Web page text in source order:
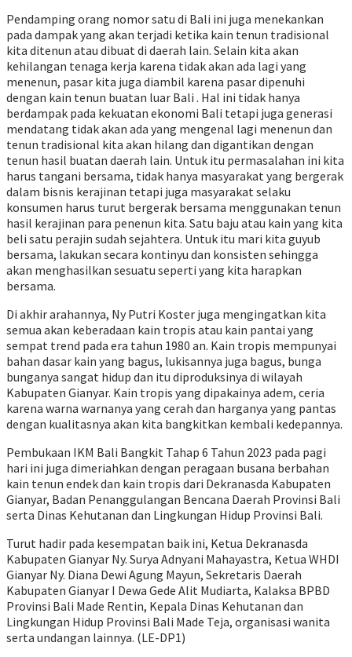
Pendamping orang nomor satu di Bali ini juga menekankan
pada dampak yang akan terjadi ketika kain tenun tradisional
kita ditenun atau dibuat di daerah lain. Selain kita akan
kehilangan tenaga kerja karena tidak akan ada lagi yang
menenun, pasar kita juga diambil karena pasar dipenuhi
dengan kain tenun buatan luar Bali . Hal ini tidak hanya
berdampak pada kekuatan ekonomi Bali tetapi juga generasi
mendatang tidak akan ada yang mengenal lagi menenun dan
tenun tradisional kita akan hilang dan digantikan dengan
tenun hasil buatan daerah lain. Untuk itu permasalahan ini kita
harus tangani bersama, tidak hanya masyarakat yang bergerak
dalam bisnis kerajinan tetapi juga masyarakat selaku
konsumen harus turut bergerak bersama menggunakan tenun
hasil kerajinan para penenun kita. Satu baju atau kain yang kita
beli satu perajin sudah sejahtera. Untuk itu mari kita guyub
bersama, lakukan secara kontinyu dan konsisten sehingga
akan menghasilkan sesuatu seperti yang kita harapkan
bersama.
Di akhir arahannya, Ny Putri Koster juga mengingatkan kita
semua akan keberadaan kain tropis atau kain pantai yang
sempat trend pada era tahun 1980 an. Kain tropis mempunyai
bahan dasar kain yang bagus, lukisannya juga bagus, bunga
bunganya sangat hidup dan itu diproduksinya di wilayah
Kabupaten Gianyar. Kain tropis yang dipakainya adem, ceria
karena warna warnanya yang cerah dan harganya yang pantas
dengan kualitasnya akan kita bangkitkan kembali kedepannya.
Pembukaan IKM Bali Bangkit Tahap 6 Tahun 2023 pada pagi
hari ini juga dimeriahkan dengan peragaan busana berbahan
kain tenun endek dan kain tropis dari Dekranasda Kabupaten
Gianyar, Badan Penanggulangan Bencana Daerah Provinsi Bali
serta Dinas Kehutanan dan Lingkungan Hidup Provinsi Bali.
Turut hadir pada kesempatan baik ini, Ketua Dekranasda
Kabupaten Gianyar Ny. Surya Adnyani Mahayastra, Ketua WHDI
Gianyar Ny. Diana Dewi Agung Mayun, Sekretaris Daerah
Kabupaten Gianyar I Dewa Gede Alit Mudiarta, Kalaksa BPBD
Provinsi Bali Made Rentin, Kepala Dinas Kehutanan dan
Lingkungan Hidup Provinsi Bali Made Teja, organisasi wanita
serta undangan lainnya. (LE-DP1)